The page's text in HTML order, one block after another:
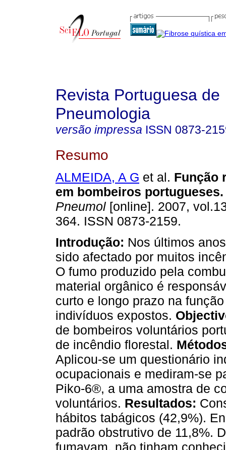
Revista Portuguesa de
Pneumologia
versão impressa ISSN 0873-
Resumo
ALMEIDA, A G et al. Função
em bombeiros portugueses.
Pneumol [online]. 2007,
364. ISSN 0873-2159.
Introdução: Nos últimos
sido afectado por muitos
O fumo produzido pela
material orgânico é
curto e longo prazo na
indivíduos expostos.
de bombeiros voluntários
de incêndio florestal.
Aplicou-se um questionário
ocupacionais e mediram-se
Piko-6®, a uma amostra de
voluntários. Resultados:
hábitos tabágicos (42,9%).
padrão obstrutivo de 11,8%.
fumavam, não tinham